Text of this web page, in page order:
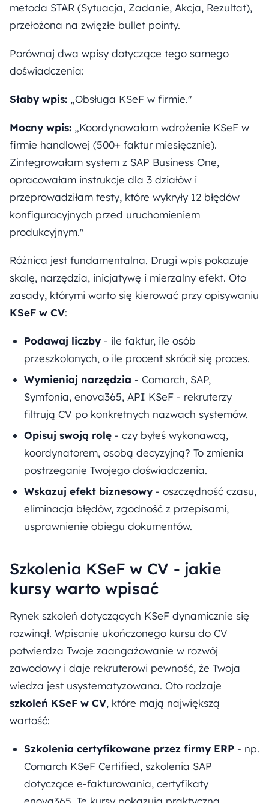
metoda STAR (Sytuacja, Zadanie, Akcja, Rezultat),
przełożona na zwięzłe bullet pointy.
Porównaj dwa wpisy dotyczące tego samego
doświadczenia:
Słaby wpis: „Obsługa KSeF w firmie."
Mocny wpis: „Koordynowałam wdrożenie KSeF w
firmie handlowej (500+ faktur miesięcznie).
Zintegrowałam system z SAP Business One,
opracowałam instrukcje dla 3 działów i
przeprowadziłam testy, które wykryły 12 błędów
konfiguracyjnych przed uruchomieniem
produkcyjnym."
Różnica jest fundamentalna. Drugi wpis pokazuje
skalę, narzędzia, inicjatywę i mierzalny efekt. Oto
zasady, którymi warto się kierować przy opisywaniu
KSeF w CV:
Podawaj liczby - ile faktur, ile osób
przeszkolonych, o ile procent skrócił się proces.
Wymieniaj narzędzia - Comarch, SAP,
Symfonia, enova365, API KSeF - rekruterzy
filtrują CV po konkretnych nazwach systemów.
Opisuj swoją rolę - czy byłeś wykonawcą,
koordynatorem, osobą decyzyjną? To zmienia
postrzeganie Twojego doświadczenia.
Wskazuj efekt biznesowy - oszczędność czasu,
eliminacja błędów, zgodność z przepisami,
usprawnienie obiegu dokumentów.
Szkolenia KSeF w CV - jakie
kursy warto wpisać
Rynek szkoleń dotyczących KSeF dynamicznie się
rozwinął. Wpisanie ukończonego kursu do CV
potwierdza Twoje zaangażowanie w rozwój
zawodowy i daje rekruterowi pewność, że Twoja
wiedza jest usystematyzowana. Oto rodzaje
szkoleń KSeF w CV, które mają największą
wartość:
Szkolenia certyfikowane przez firmy ERP - np.
Comarch KSeF Certified, szkolenia SAP
dotyczące e-fakturowania, certyfikaty